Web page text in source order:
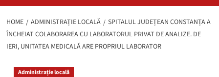
HOME ADMINISTRAȚIE LOCALĂ
SPITALUL JUDEȚEAN CONSTANȚA A
ÎNCHEIAT COLABORAREA CU LABORATORUL PRIVAT DE ANALIZE. DE
IERI, UNITATEA MEDICALĂ ARE PROPRIUL LABORATOR
Administrație locală